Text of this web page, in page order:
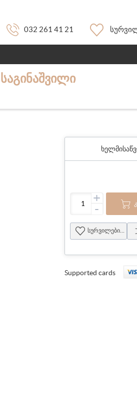
032 261 41 21
+
-
სურვილების სია
Supported cards